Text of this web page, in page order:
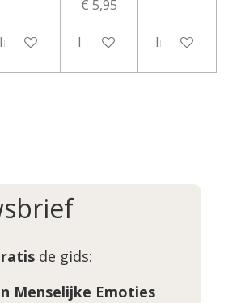
In winkelwagen
€ 5,95
In winkelwagenIn
de gids:
Menselijke Emoties